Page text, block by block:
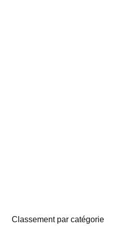
Classement par catégorie